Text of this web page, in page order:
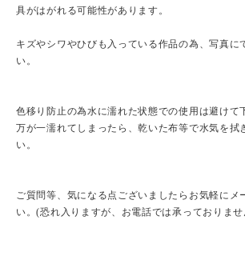
具がはがれる可能性があります。
キズやシワやひびも入っている作品の為、写真に
い。
色移り防止の為水に濡れた状態での使用は避けて
万が一濡れてしまったら、乾いた布等で水気を拭
い。
ご質問等、気になる点ございましたらお気軽にメ
い。(恐れ入りますが、お電話では承っておりま